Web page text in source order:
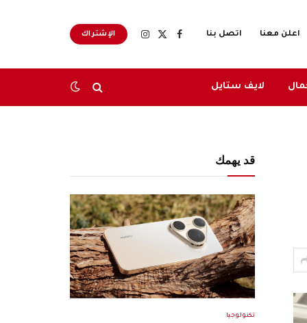
اعلن معنا اتصل بنا
فيسبوك
X
الانستغرام
الإشتراك
لايف ستايل
قد يهمك
تكنولوجيا